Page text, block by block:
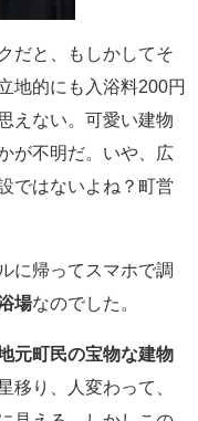
だと、もしかしてそ
地的にも入浴料200円
えない。可愛い建物
が不明だ。いや、広
ではないよね？町営
に帰ってスマホで調
場なのでした。
元町民の宝物な建物
移り、人変わって、